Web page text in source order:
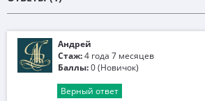
Андрей
Стаж:4 года 7 месяцев
Баллы:0 (Новичок)
Верный ответ